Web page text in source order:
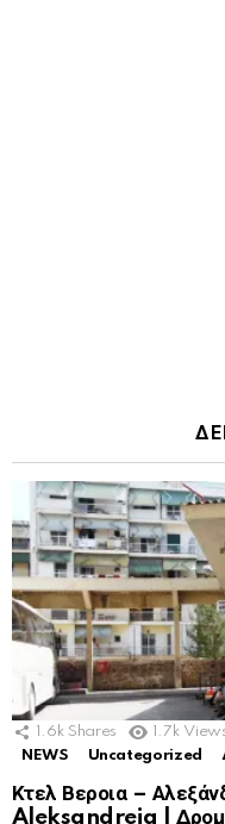
1.6k Shares 1.7k
NEWS
Uncategorized
Κτελ Βεροια –
Aleksandreia |